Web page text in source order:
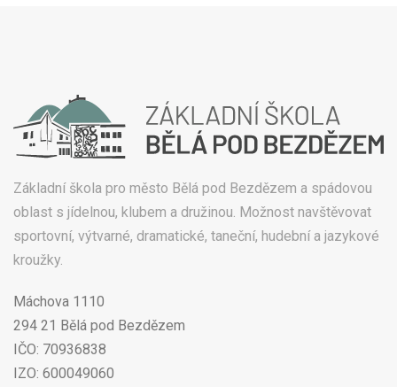
Základní škola pro město Bělá pod Bezdězem a spádovou
oblast s jídelnou, klubem a družinou. Možnost navštěvovat
sportovní, výtvarné, dramatické, taneční, hudební a jazykové
kroužky.
Máchova 1110
294 21 Bělá pod Bezdězem
IČO: 70936838
IZO: 600049060